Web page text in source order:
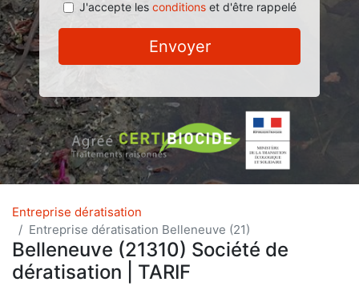
J'accepte les conditionset d'être rappelé
Envoyer
Entreprise dératisation
Entreprise dératisation Belleneuve (21)
Belleneuve (21310) Société de
dératisation | TARIF